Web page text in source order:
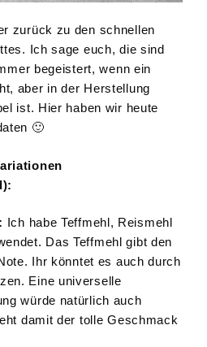
zurück zu den schnellen
Ich sage euch, die sind
begeistert, wenn ein
aber in der Herstellung
ist. Hier haben wir heute
🙂
Ich habe Teffmehl, Reismehl
Das Teffmehl gibt den
Ihr könntet es auch durch
Eine universelle
würde natürlich auch
damit der tolle Geschmack